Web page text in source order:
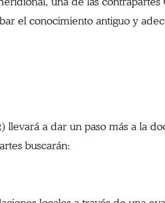
el conocimiento antiguo y
llevará a dar un paso más a la
buscarán: